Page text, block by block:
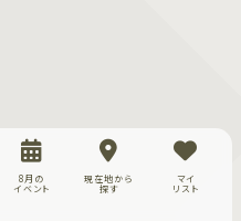
8月の
イベント
現在地から
探す
マイ
リスト